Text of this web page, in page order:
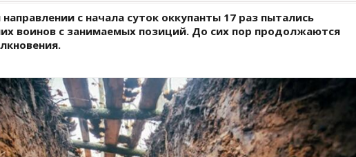
с начала суток оккупанты 17 раз пытались
воинов с занимаемых позиций. До сих пор продолжаются